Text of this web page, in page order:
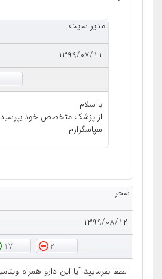
مدیر سایت
۱۳۹۹/۰۷/۱۱
با سلام
از پزشک متخصص خود بپرسید
سپاسگزارم
سحر
۱۳۹۹/۰۸/۱۲
2
17